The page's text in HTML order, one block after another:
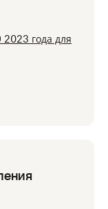
2023 года для